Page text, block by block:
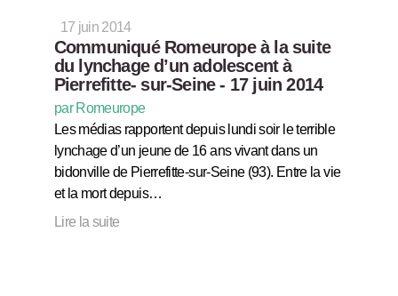
17 juin 2014
Communiqué Romeurope à la suite
du lynchage d’un adolescent à
Pierrefitte- sur-Seine - 17 juin 2014
par Romeurope
Les médias rapportent depuis lundi soir le terrible
lynchage d’un jeune de 16 ans vivant dans un
bidonville de Pierrefitte-sur-Seine (93). Entre la vie
et la mort depuis…
Lire la suite